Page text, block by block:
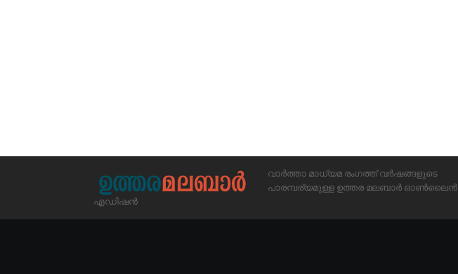
വാർത്താ മാധ്യമ രംഗത്ത് വർഷങ്ങളുടെ
പാരമ്പര്യമുള്ള ഉത്തര മലബാർ ഓൺലൈൻ
എഡിഷൻ